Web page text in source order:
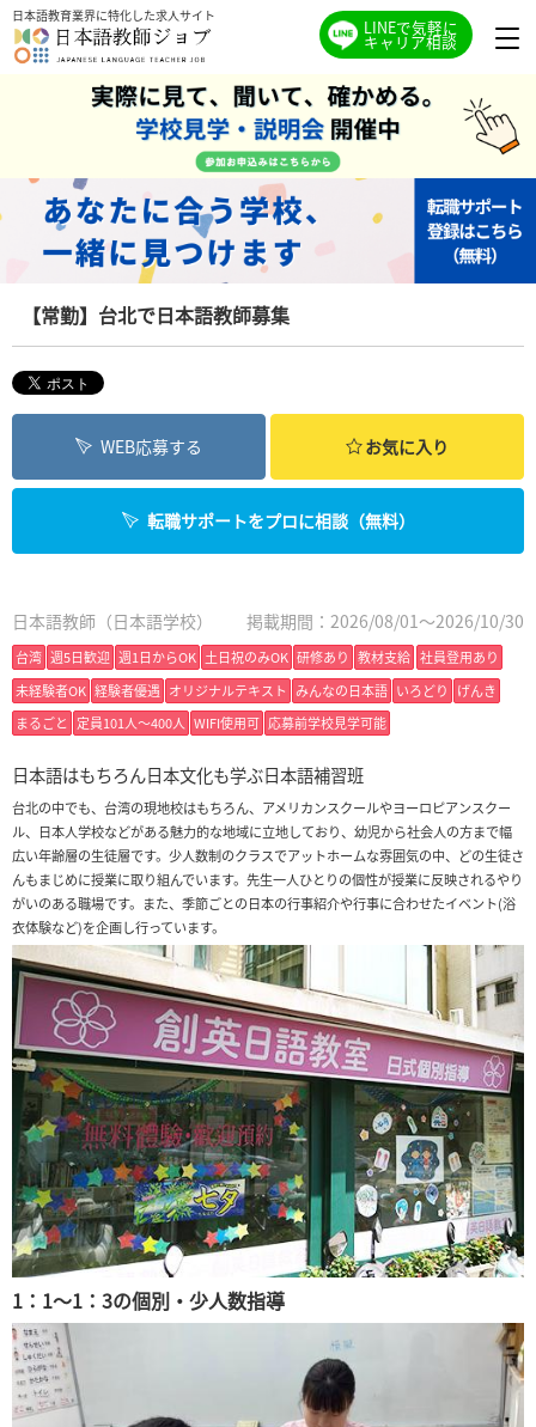
日本語教育業界に特化した求人サイト
LINEで気軽に
キャリア相談
【常勤】台北で日本語教師募集
WEB応募する お気に入り
転職サポートをプロに相談（無料）
日本語教師（日本語学校） 掲載期間：2026/08/01～2026/10/30
台湾 週5日歓迎 週1日からOK 土日祝のみOK 研修あり 教材支給 社員登用あり
未経験者OK 経験者優遇 オリジナルテキスト みんなの日本語 いろどり
げんき
まるごと 定員101人〜400人 WIFI使用可 応募前学校見学可能
日本語はもちろん日本文化も学ぶ日本語補習班
台北の中でも、台湾の現地校はもちろん、アメリカンスクールやヨーロピアンスクー
ル、日本人学校などがある魅力的な地域に立地しており、幼児から社会人の方まで幅
広い年齢層の生徒層です。少人数制のクラスでアットホームな雰囲気の中、どの生徒さ
んもまじめに授業に取り組んでいます。先生一人ひとりの個性が授業に反映されるやり
がいのある職場です。また、季節ごとの日本の行事紹介や行事に合わせたイベント(浴
衣体験など)を企画し行っています。
1：1～1：3の個別・少人数指導